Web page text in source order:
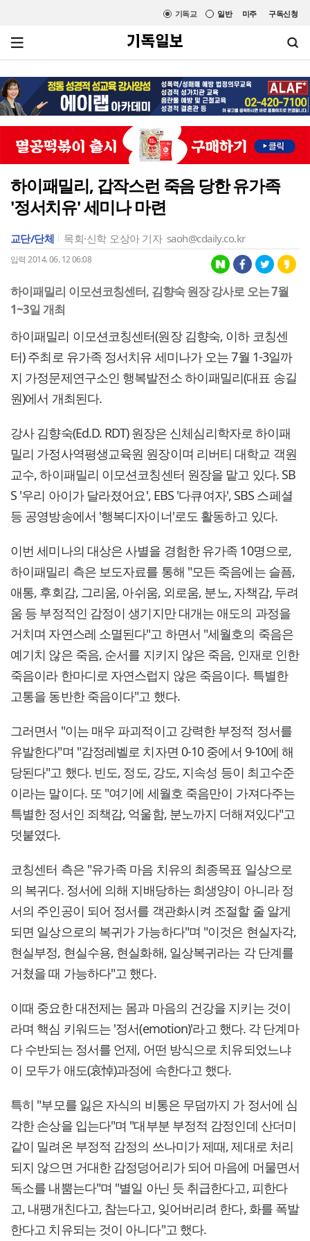
미주 구독신청
일반
기독교
하이패밀리, 갑작스런 죽음 당한 유가족
'정서치유' 세미나 마련
교단/단체 목회·신학 오상아 기자 saoh@cdaily.co.kr
입력 2014. 06. 12 06:08
하이패밀리 이모션코칭센터, 김향숙 원장 강사로 오는 7월
1~3일 개최
하이패밀리 이모션코칭센터(원장 김향숙, 이하 코칭센
터) 주최로 유가족 정서치유 세미나가 오는 7월 1-3일까
지 가정문제연구소인 행복발전소 하이패밀리(대표 송길
원)에서 개최된다.
강사 김향숙(Ed.D. RDT) 원장은 신체심리학자로 하이패
밀리 가정사역평생교육원 원장이며 리버티 대학교 객원
교수, 하이패밀리 이모션코칭센터 원장을 맡고 있다. SB
S '우리 아이가 달라졌어요', EBS '다큐여자', SBS 스페셜
등 공영방송에서 '행복디자이너'로도 활동하고 있다.
이번 세미나의 대상은 사별을 경험한 유가족 10명으로,
하이패밀리 측은 보도자료를 통해 "모든 죽음에는 슬픔,
애통, 후회감, 그리움, 아쉬움, 외로움, 분노, 자책감, 두려
움 등 부정적인 감정이 생기지만 대개는 애도의 과정을
거치며 자연스레 소멸된다"고 하면서 "세월호의 죽음은
예기치 않은 죽음, 순서를 지키지 않은 죽음, 인재로 인한
죽음이라 한마디로 자연스럽지 않은 죽음이다. 특별한
고통을 동반한 죽음이다"고 했다.
그러면서 "이는 매우 파괴적이고 강력한 부정적 정서를
유발한다"며 "감정레벨로 치자면 0-10 중에서 9-10에 해
당된다"고 했다. 빈도, 정도, 강도, 지속성 등이 최고수준
이라는 말이다. 또 "여기에 세월호 죽음만이 가져다주는
특별한 정서인 죄책감, 억울함, 분노까지 더해져있다"고
덧붙였다.
코칭센터 측은 "유가족 마음 치유의 최종목표 일상으로
의 복귀다. 정서에 의해 지배당하는 희생양이 아니라 정
서의 주인공이 되어 정서를 객관화시켜 조절할 줄 알게
되면 일상으로의 복귀가 가능하다"며 "이것은 현실자각,
현실부정, 현실수용, 현실화해, 일상복귀라는 각 단계를
거쳤을 때 가능하다"고 했다.
이때 중요한 대전제는 몸과 마음의 건강을 지키는 것이
라며 핵심 키워드는 '정서(emotion)'라고 했다. 각 단계마
다 수반되는 정서를 언제, 어떤 방식으로 치유되었느냐
이 모두가 애도(哀悼)과정에 속한다고 했다.
특히 "부모를 잃은 자식의 비통은 무덤까지 가 정서에 심
각한 손상을 입는다"며 "대부분 부정적 감정인데 산더미
같이 밀려온 부정적 감정의 쓰나미가 제때, 제대로 처리
되지 않으면 거대한 감정덩어리가 되어 마음에 머물면서
독소를 내뿜는다"며 "별일 아닌 듯 취급한다고, 피한다
고, 내팽개친다고, 참는다고, 잊어버리려 한다, 화를 폭발
한다고 치유되는 것이 아니다"고 했다.